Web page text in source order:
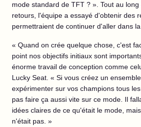
mode standard de TFT ? ». Tout au
retours, l'équipe a essayé d'obtenir des
permettraient de continuer d'aller dans
« Quand on crée quelque chose, c'est
point nos objectifs initiaux sont
énorme travail de conception comme
Lucky Seat. « Si vous créez un
expérimenter sur vos champions tous
pas faire ça aussi vite sur ce mode. Il
idées claires de ce qu'était le mode,
n'était pas. »